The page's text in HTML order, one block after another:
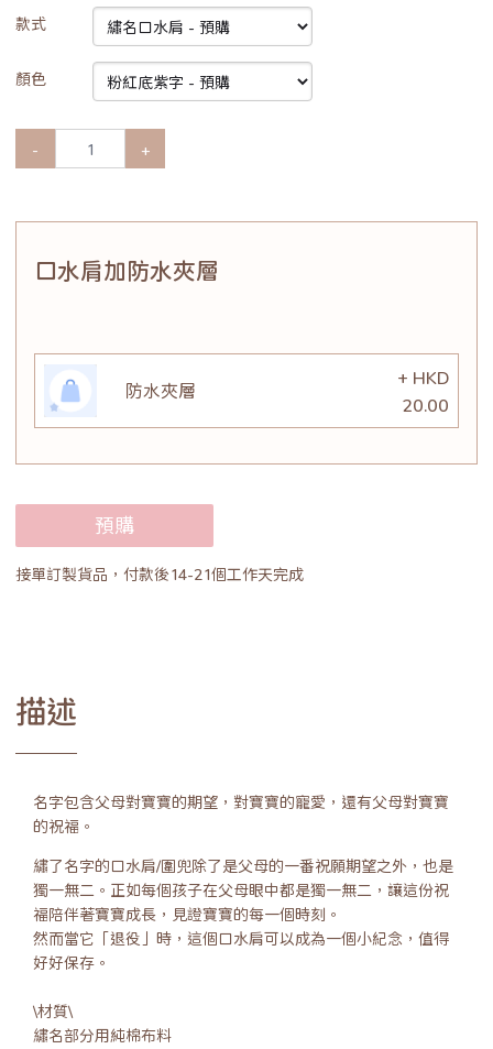
款式
顏色
- +
口水肩加防水夾層
防水夾層
+ HKD
20.00
預購
接單訂製貨品，付款後14-21個工作天完成
描述
名字包含父母對寶寶的期望，對寶寶的寵愛，還有父母對寶寶
的祝福。
繡了名字的口水肩/圍兜除了是父母的一番祝願期望之外，也是
獨一無二。正如每個孩子在父母眼中都是獨一無二，讓這份祝
福陪伴著寶寶成長，見證寶寶的每一個時刻。
然而當它「退役」時，這個口水肩可以成為一個小紀念，值得
好好保存。
\材質\
繡名部分用純棉布料